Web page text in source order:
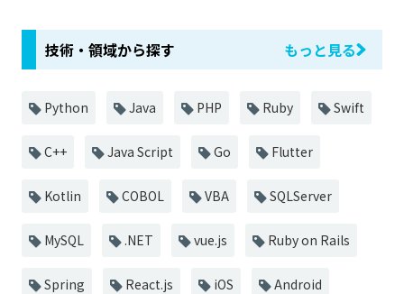
技術・領域から探す もっと見る
Python Java PHP Ruby Swift
C++ Java Script Go Flutter
Kotlin COBOL VBA SQLServer
MySQL .NET vue.js Ruby on Rails
Spring React.js iOS Android